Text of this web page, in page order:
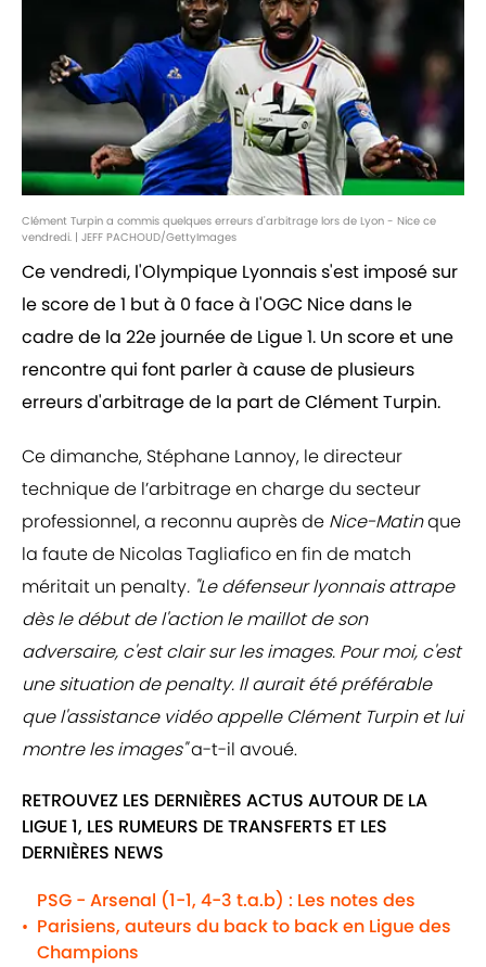
Clément Turpin a commis quelques erreurs d'arbitrage lors de Lyon - Nice ce
vendredi. | JEFF PACHOUD/GettyImages
Ce vendredi, l'Olympique Lyonnais s'est imposé sur
le score de 1 but à 0 face à l'OGC Nice dans le
cadre de la 22e journée de Ligue 1. Un score et une
rencontre qui font parler à cause de plusieurs
erreurs d'arbitrage de la part de Clément Turpin.
Ce dimanche, Stéphane Lannoy, le directeur
technique de l’arbitrage en charge du secteur
professionnel, a reconnu auprès de Nice-Matinque
la faute de Nicolas Tagliafico en fin de match
méritait un penalty. "Le défenseur lyonnais attrape
dès le début de l'action le maillot de son
adversaire, c'est clair sur les images. Pour moi, c'est
une situation de penalty. Il aurait été préférable
que l'assistance vidéo appelle Clément Turpin et lui
montre les images"a-t-il avoué.
RETROUVEZ LES DERNIÈRES ACTUS AUTOUR DE LA
LIGUE 1, LES RUMEURS DE TRANSFERTS ET LES
DERNIÈRES NEWS
•
PSG - Arsenal (1-1, 4-3 t.a.b) : Les notes des
Parisiens, auteurs du back to back en Ligue des
Champions